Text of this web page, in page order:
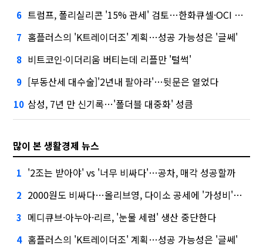
6 트럼프, 폴리실리콘 '15% 관세' 검토…한화큐셀·OCI 영향은?
7 홈플러스의 'K트레이더조' 계획…성공 가능성은 '글쎄'
8 비트코인·이더리움 버티는데 리플만 '털썩'
9 [부동산세 대수술]'2년내 팔아라'…뒷문은 열었다
10 삼성, 7년 만 신기록…'폴더블 대중화' 성큼
많이 본 생활경제 뉴스
1 '2조는 받아야' vs '너무 비싸다'…공차, 매각 성공할까
2 2000원도 비싸다…올리브영, 다이소 공세에 '가성비'로 맞불
3 메디큐브·아누아·리르, '눈물 세럼' 생산 중단한다
4 홈플러스의 'K트레이더조' 계획…성공 가능성은 '글쎄'